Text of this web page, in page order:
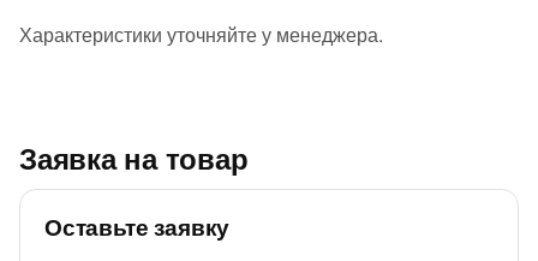
Характеристики уточняйте у менеджера.
Заявка на товар
Оставьте заявку